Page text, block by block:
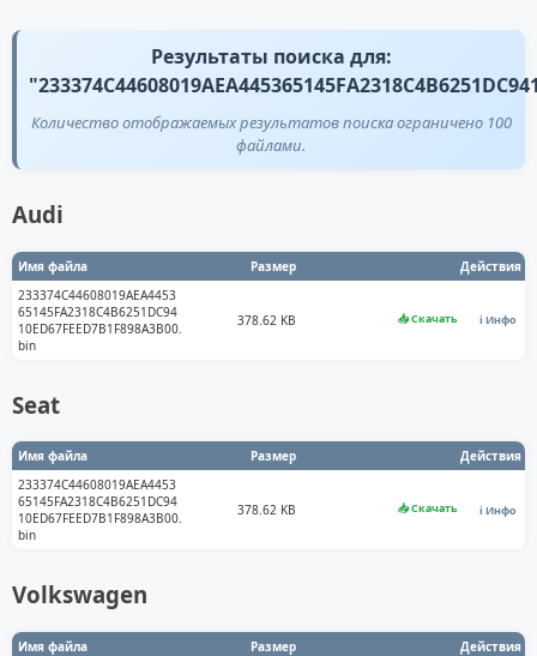
Результаты поиска для:
Количество отображаемых результатов поиска ограничено 100
файлами.
Audi
Имя файла Размер
Действия
233374C44608019AEA4453
65145FA2318C4B6251DC94
10ED67FEED7B1F898A3B00.
bin
378.62 KB 📥 Скачать ℹ️ Инфо
Seat
Имя файла Размер
Действия
233374C44608019AEA4453
65145FA2318C4B6251DC94
10ED67FEED7B1F898A3B00.
bin
378.62 KB 📥 Скачать ℹ️ Инфо
Volkswagen
Имя файла Размер
Действия